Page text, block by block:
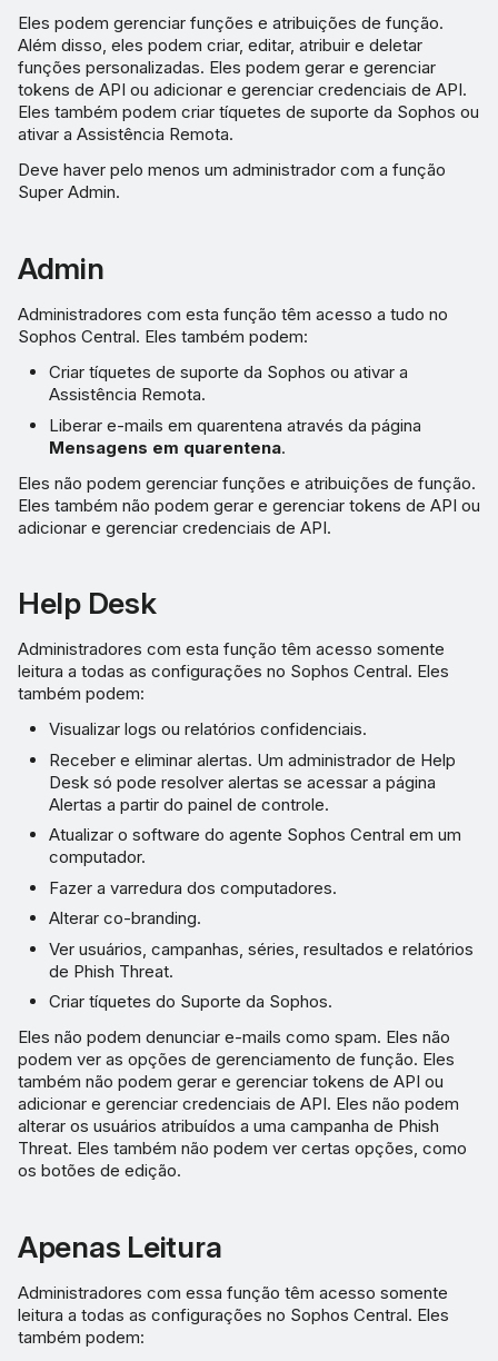
Eles podem gerenciar funções e atribuições de função.
Além disso, eles podem criar, editar, atribuir e deletar
funções personalizadas. Eles podem gerar e gerenciar
tokens de API ou adicionar e gerenciar credenciais de API.
Eles também podem criar tíquetes de suporte da Sophos ou
ativar a Assistência Remota.
Deve haver pelo menos um administrador com a função
Super Admin.
Admin
Administradores com esta função têm acesso a tudo no
Sophos Central. Eles também podem:
Criar tíquetes de suporte da Sophos ou ativar a
Assistência Remota.
Liberar e-mails em quarentena através da página
Mensagens em quarentena.
Eles não podem gerenciar funções e atribuições de função.
Eles também não podem gerar e gerenciar tokens de API ou
adicionar e gerenciar credenciais de API.
Help Desk
Administradores com esta função têm acesso somente
leitura a todas as configurações no Sophos Central. Eles
também podem:
Visualizar logs ou relatórios confidenciais.
Receber e eliminar alertas. Um administrador de Help
Desk só pode resolver alertas se acessar a página
Alertas a partir do painel de controle.
Atualizar o software do agente Sophos Central em um
computador.
Fazer a varredura dos computadores.
Alterar co-branding.
Ver usuários, campanhas, séries, resultados e relatórios
de Phish Threat.
Criar tíquetes do Suporte da Sophos.
Eles não podem denunciar e-mails como spam. Eles não
podem ver as opções de gerenciamento de função. Eles
também não podem gerar e gerenciar tokens de API ou
adicionar e gerenciar credenciais de API. Eles não podem
alterar os usuários atribuídos a uma campanha de Phish
Threat. Eles também não podem ver certas opções, como
os botões de edição.
Apenas Leitura
Administradores com essa função têm acesso somente
leitura a todas as configurações no Sophos Central. Eles
também podem: